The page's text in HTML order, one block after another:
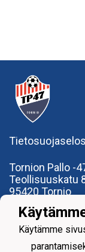
Tornion Pallo -
Teollisuuskatu
95420 Tornio
Käytämme